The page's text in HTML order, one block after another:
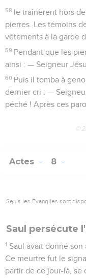
58 le traînèrent hors
pierres. Les témoins
vêtements à la garde
59 Pendant que les
ainsi : — Seigneur
60 Puis il tomba à
dernier cri : —
péché ! Après ces
©
Actes 8
Seuls les Évangiles sont
Saul persécute
1 Saul avait donné son
Ce meurtre fut le
partir de ce jour-là, se